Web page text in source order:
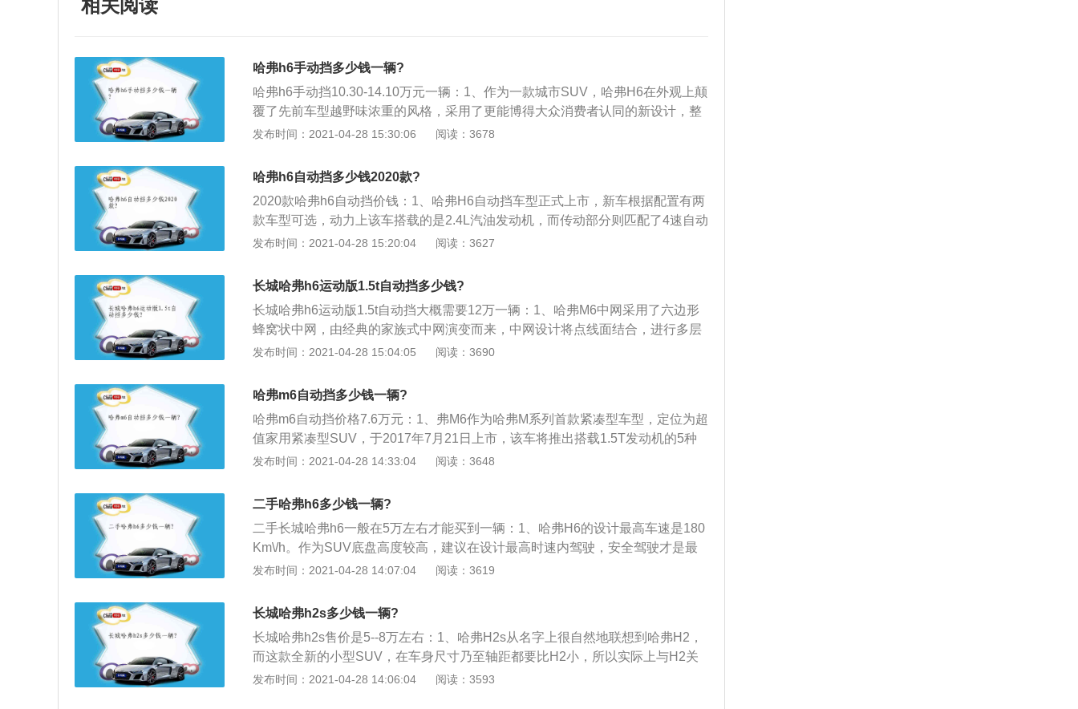
相关阅读
哈弗h6手动挡多少钱一辆?
哈弗h6手动挡10.30-14.10万元一辆：1、作为一款城市SUV，哈弗H6在外观上颠
覆了先前车型越野味浓重的风格，采用了更能博得大众消费者认同的新设计，整
体设计大气沉稳，但也不乏有时尚的元素出现，平直的车顶线条则可以很好的保
轴距为2680mm。相比哈弗H3和H5的2700mm轴距短了20mm，更显紧凑。不过
相比市面上的紧凑SUV来说，它的尺寸略大一些；3、哈弗H6造型中规中矩，其
采用了上深下浅的配色风格，同时还在细节上加入凸显质感的银色装饰，整体的
视觉效果贴合多数人的审美。
发布时间：2021-04-28 15:30:06 阅读：3678
哈弗h6自动挡多少钱2020款?
2020款哈弗h6自动挡价钱：1、哈弗H6自动挡车型正式上市，新车根据配置有两
款车型可选，动力上该车搭载的是2.4L汽油发动机，而传动部分则匹配了4速自动
变速箱。哈弗H6自动挡车型的市场指导价为12.48-13.48万元；2、具体售价详见
与手动挡车型相比，哈弗H6自动挡除了动力系统及配置方面，其他均未作改动；
3、新车在配置上拥有智能大灯系统、行车电脑、前排双气囊、倒车影像系统、G
PS导航系统、胎压监测系统、电加热后视镜、真皮多功能方向盘、定速巡航系
统、车载蓝牙功能、DVD影音娱乐系统等。高配车型还带有座椅加热功能、自动
空调、电动天窗以及侧气囊等。这些与哈弗H6手动挡的精英型和尊贵型车型完全
发布时间：2021-04-28 15:20:04 阅读：3627
长城哈弗h6运动版1.5t自动挡多少钱?
长城哈弗h6运动版1.5t自动挡大概需要12万一辆：1、哈弗M6中网采用了六边形
蜂窝状中网，由经典的家族式中网演变而来，中网设计将点线面结合，进行多层
次全方位的3D立体化处理，搭配镀铬装饰条描边，透露出动感气息；2、远近光
率氙气前大灯；3、雾灯与日间行车并列放在了一起，而且在雾灯的两侧进行了
一个类似于运动车型的进气设计，提升了整车的运动气息。
发布时间：2021-04-28 15:04:05 阅读：3690
哈弗m6自动挡多少钱一辆?
哈弗m6自动挡价格7.6万元：1、弗M6作为哈弗M系列首款紧凑型车型，定位为超
值家用紧凑型SUV，于2017年7月21日上市，该车将推出搭载1.5T发动机的5种
配置车型；2、新车由国际化设计团队设计，在“简洁、精致、安全”的造型设计前
方面，哈弗M6是由国际化设计团队打造的全新车型，采用全新设计语言，外观年
轻动感，充满时尚活力气息。哈弗M6采用鹰眼式的前大灯、家族式的六边形蜂窝
状中网、异形的悬浮车顶、双色尾灯设计，营造出极具冲击力的运动气质。
发布时间：2021-04-28 14:33:04 阅读：3648
二手哈弗h6多少钱一辆?
二手长城哈弗h6一般在5万左右才能买到一辆：1、哈弗H6的设计最高车速是180
Km\/h。作为SUV底盘高度较高，建议在设计最高时速内驾驶，安全驾驶才是最
重要的；2、全新H6在动力系统方面，搭载了荣获“十佳发动机”称号的1.5GDIT涡
统等，最大功率为124kW，同仅需1400rpm即可输出峰值扭矩285N·m；3、同
时，新车标配由长城汽车自主研发的国内首款量产七挡湿式双离合变速器，该变
速器还获得了“世界十佳变速器”的殊荣；4、此次，新车型针对1.5GDIT发动机与7
DCT组成的动力系统进行了软件升级，匹配更平顺，使全新哈弗H6的百公里加速
成绩仅需9.7s，综合油耗锁定在6.8L\/100km。
发布时间：2021-04-28 14:07:04 阅读：3619
长城哈弗h2s多少钱一辆?
长城哈弗h2s售价是5--8万左右：1、哈弗H2s从名字上很自然地联想到哈弗H2，
而这款全新的小型SUV，在车身尺寸乃至轴距都要比H2小，所以实际上与H2关
系不大；2、但颜值方面也算是紧跟潮流的步伐，家族式的设计风格精致而又大
发布时间：2021-04-28 14:06:04 阅读：3593